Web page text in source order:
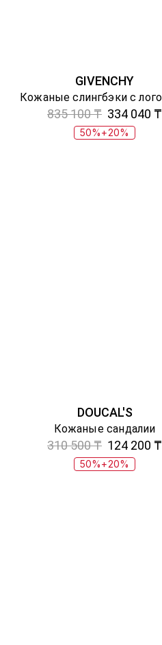
GIVENCHY
835 100 ₸ 334 040 ₸
50%+20%
DOUCAL'S
Кожаные сандалии
310 500 ₸ 124 200 ₸
50%+20%